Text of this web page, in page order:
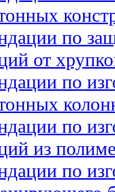
по
от
по
по
из
по